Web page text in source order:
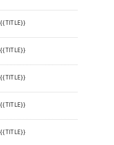
{{TITLE}}
{{TITLE}}
{{TITLE}}
{{TITLE}}
{{TITLE}}